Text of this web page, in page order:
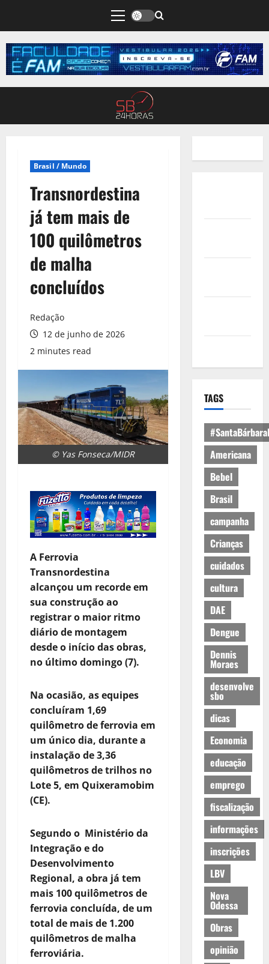
Brasil / Mundo
Transnordestina
já tem mais de
100 quilômetros
de malha
concluídos
Redação
12 de junho de 2026
2 minutes read
© Yas Fonseca/MIDR
A Ferrovia
Transnordestina
alcançou um recorde em
sua construção ao
registrar o maior ritmo
diário de montagem
desde o início das obras,
no último domingo (7).
Na ocasião, as equipes
concluíram 1,69
quilômetro de ferrovia em
um único dia, durante a
instalação de 3,36
quilômetros de trilhos no
Lote 5, em Quixeramobim
(CE).
Segundo o Ministério da
Integração e do
Desenvolvimento
Regional, a obra já tem
mais 100 quilômetros de
ferrovia concluída, de um
total de mais de 1.200
quilômetros de malha
ferroviária.
TAGS
Americana
Bebel
Brasil
campanha
Crianças
cuidados
cultura
DAE
Dengue
Dennis
Moraes
desenvolve
sbo
dicas
Economia
educação
emprego
fiscalização
informações
inscrições
LBV
Nova
Odessa
Obras
opinião